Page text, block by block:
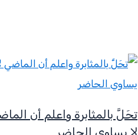
تحَلَّ بالمثابرة واعلم أن